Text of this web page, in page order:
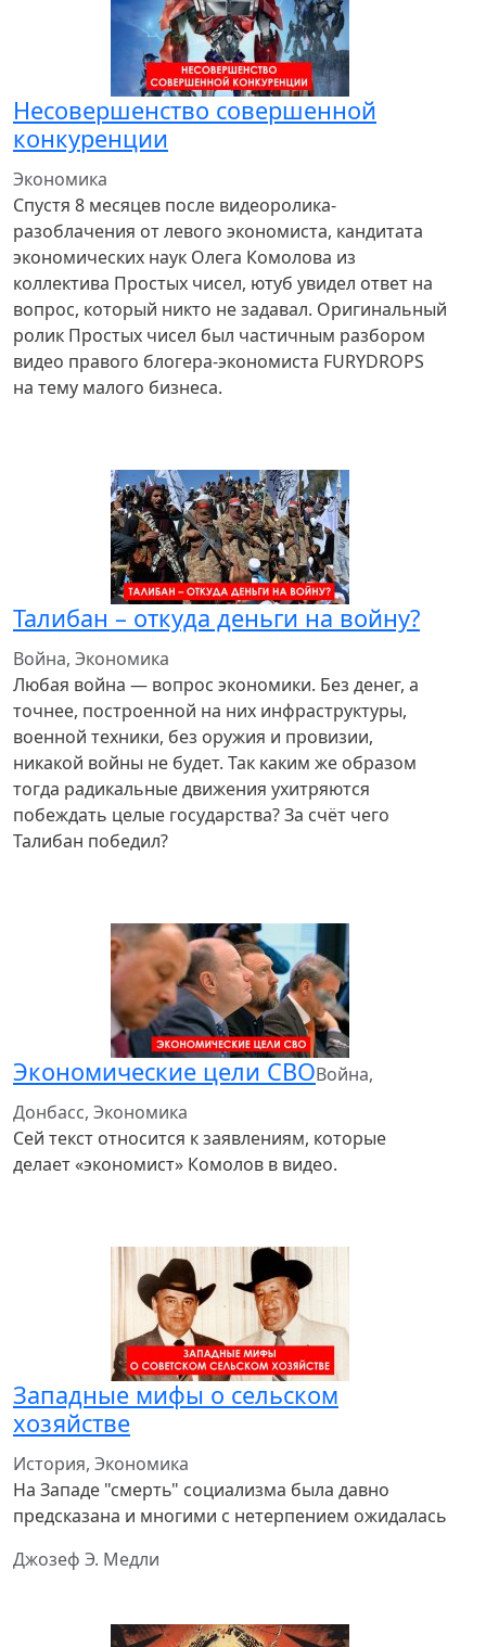
Несовершенство совершенной
конкуренции
Экономика
Спустя 8 месяцев после видеоролика-
разоблачения от левого экономиста, кандитата
экономических наук Олега Комолова из
коллектива Простых чисел, ютуб увидел ответ на
вопрос, который никто не задавал. Оригинальный
ролик Простых чисел был частичным разбором
видео правого блогера-экономиста FURYDROPS
на тему малого бизнеса.
Талибан – откуда деньги на войну?
Война, Экономика
Любая война — вопрос экономики. Без денег, а
точнее, построенной на них инфраструктуры,
военной техники, без оружия и провизии,
никакой войны не будет. Так каким же образом
тогда радикальные движения ухитряются
побеждать целые государства? За счёт чего
Талибан победил?
Экономические цели СВОВойна,
Донбасс, Экономика
Сей текст относится к заявлениям, которые
делает «экономист» Комолов в видео.
Западные мифы о сельском
хозяйстве
История, Экономика
На Западе "смерть" социализма была давно
предсказана и многими с нетерпением ожидалась
Джозеф Э. Медли